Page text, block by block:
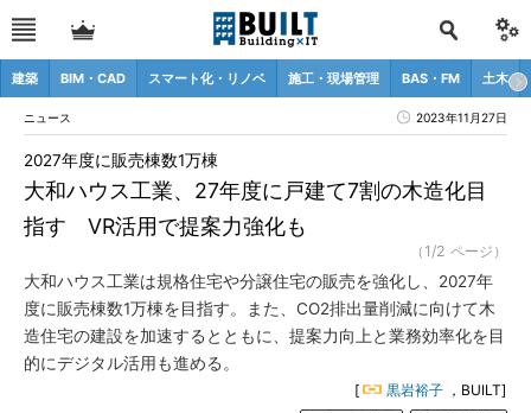
建築 BIM・CAD スマート化・リノベ 施工・現場管理 BAS・FM 土木
ニュース 2023年11月27日
大和ハウス工業、27年度に戸建て7割の木造化目
指す VR活用で提案力強化も
2027年度に販売棟数1万棟
（1/2 ページ）
大和ハウス工業は規格住宅や分譲住宅の販売を強化し、2027年
度に販売棟数1万棟を目指す。また、CO2排出量削減に向けて木
造住宅の建設を加速するとともに、提案力向上と業務効率化を目
的にデジタル活用も進める。
[ 黒岩裕子 ，BUILT]